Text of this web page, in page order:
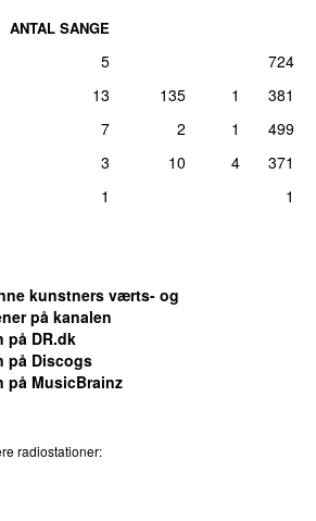
ANTAL SANGE
5
724
13 135 1
381
7 2 1
499
3 10 4
371
1 1
kunstners værts- og
på kanalen
på DR.dk
på Discogs
på MusicBrainz
radiostationer: